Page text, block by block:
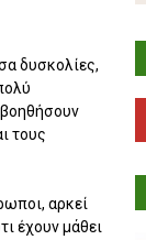
δυσκολίες,
τους
αρκεί
έχουν μάθει